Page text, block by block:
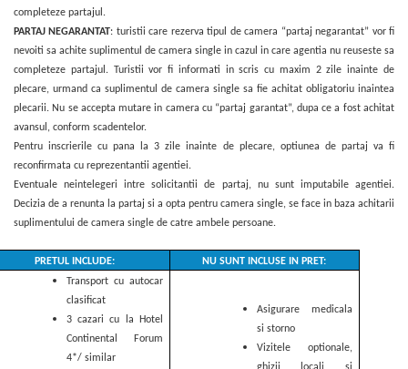
completeze partajul.
PARTAJ NEGARANTAT: turistii care rezerva tipul de camera “partaj negarantat” vor fi
nevoiti sa achite suplimentul de camera single in cazul in care agentia nu reuseste sa
completeze partajul. Turistii vor fi informati in scris cu maxim 2 zile inainte de
plecare, urmand ca suplimentul de camera single sa fie achitat obligatoriu inaintea
plecarii. Nu se accepta mutare in camera cu “partaj garantat”, dupa ce a fost achitat
avansul, conform scadentelor.
Pentru inscrierile cu pana la 3 zile inainte de plecare, optiunea de partaj va fi
reconfirmata cu reprezentantii agentiei.
Eventuale neintelegeri intre solicitantii de partaj, nu sunt imputabile agentiei.
Decizia de a renunta la partaj si a opta pentru camera single, se face in baza achitarii
suplimentului de camera single de catre ambele persoane.
PRETUL INCLUDE:
NU SUNT INCLUSE IN PRET:
Transport cu autocar
clasificat
3 cazari cu la Hotel
Continental Forum
4*/ similar
Asigurare medicala
si storno
Vizitele optionale,